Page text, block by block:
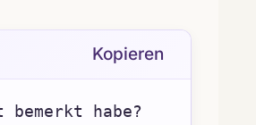
Kopieren
habe?